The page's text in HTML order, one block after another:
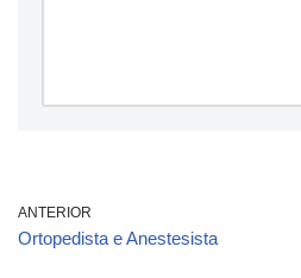
ANTERIOR
Ortopedista e Anestesista